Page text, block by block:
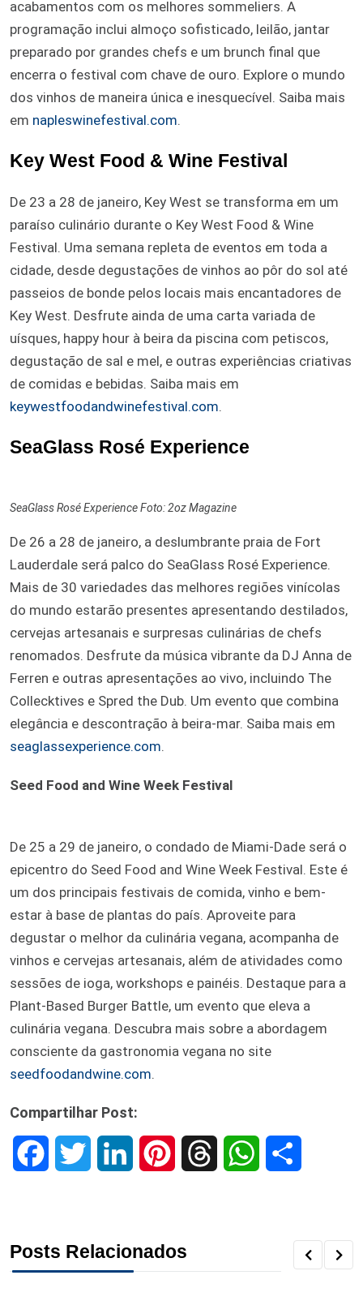
acabamentos com os melhores sommeliers. A
programação inclui almoço sofisticado, leilão, jantar
preparado por grandes chefs e um brunch final que
encerra o festival com chave de ouro. Explore o mundo
dos vinhos de maneira única e inesquecível. Saiba mais
em napleswinefestival.com.
Key West Food & Wine Festival
De 23 a 28 de janeiro, Key West se transforma em um
paraíso culinário durante o Key West Food & Wine
Festival. Uma semana repleta de eventos em toda a
cidade, desde degustações de vinhos ao pôr do sol até
passeios de bonde pelos locais mais encantadores de
Key West. Desfrute ainda de uma carta variada de
uísques, happy hour à beira da piscina com petiscos,
degustação de sal e mel, e outras experiências criativas
de comidas e bebidas. Saiba mais em
keywestfoodandwinefestival.com.
SeaGlass Rosé Experience
SeaGlass Rosé Experience Foto: 2oz Magazine
De 26 a 28 de janeiro, a deslumbrante praia de Fort
Lauderdale será palco do SeaGlass Rosé Experience.
Mais de 30 variedades das melhores regiões vinícolas
do mundo estarão presentes apresentando destilados,
cervejas artesanais e surpresas culinárias de chefs
renomados. Desfrute da música vibrante da DJ Anna de
Ferren e outras apresentações ao vivo, incluindo The
Collecktives e Spred the Dub. Um evento que combina
elegância e descontração à beira-mar. Saiba mais em
seaglassexperience.com.
Seed Food and Wine Week Festival
De 25 a 29 de janeiro, o condado de Miami-Dade será o
epicentro do Seed Food and Wine Week Festival. Este é
um dos principais festivais de comida, vinho e bem-
estar à base de plantas do país. Aproveite para
degustar o melhor da culinária vegana, acompanha de
vinhos e cervejas artesanais, além de atividades como
sessões de ioga, workshops e painéis. Destaque para a
Plant-Based Burger Battle, um evento que eleva a
culinária vegana. Descubra mais sobre a abordagem
consciente da gastronomia vegana no site
seedfoodandwine.com.
Compartilhar Post:
e t k t
Posts Relacionados